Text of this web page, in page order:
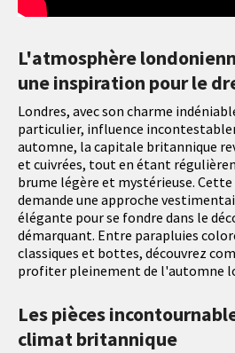
L'atmosphère
une inspiration pour le
Londres, avec son charme
particulier, influence
automne, la capitale britannique
et cuivrées, tout en étant
brume légère et mystérieuse.
demande une approche
élégante pour se fondre dans le
démarquant. Entre parapluies
classiques et bottes, découvrez
profiter pleinement de l'automne
Les pièces
climat britannique